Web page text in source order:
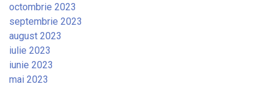
octombrie 2023
septembrie 2023
august 2023
iulie 2023
iunie 2023
mai 2023